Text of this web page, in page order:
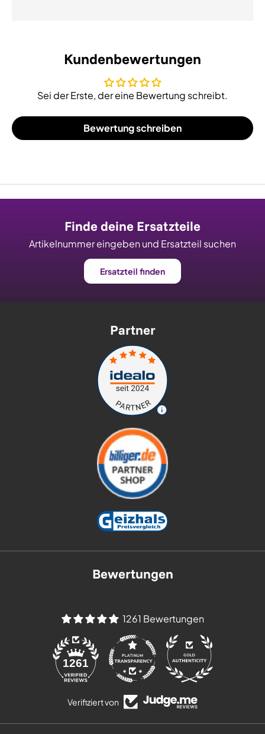
Kundenbewertungen
Sei der Erste, der eine Bewertung schreibt.
Bewertung schreiben
Finde deine Ersatzteile
Artikelnummer eingeben und Ersatzteil suchen
Ersatzteil finden
Partner
Bewertungen
1261 Bewertungen
1261
Verifiziert von